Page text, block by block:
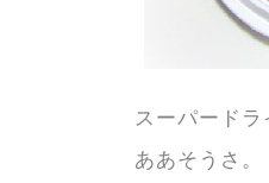
スーパード
ああそうさ